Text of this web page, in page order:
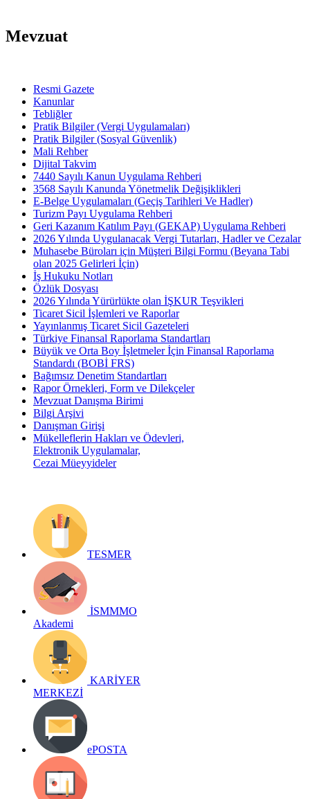
Mevzuat
Resmi Gazete
Kanunlar
Tebliğler
Pratik Bilgiler (Vergi Uygulamaları)
Pratik Bilgiler (Sosyal Güvenlik)
Mali Rehber
Dijital Takvim
7440 Sayılı Kanun Uygulama Rehberi
3568 Sayılı Kanunda Yönetmelik Değişiklikleri
E-Belge Uygulamaları (Geçiş Tarihleri Ve Hadler)
Turizm Payı Uygulama Rehberi
Geri Kazanım Katılım Payı (GEKAP) Uygulama Rehberi
2026 Yılında Uygulanacak Vergi Tutarları, Hadler ve Cezalar
Muhasebe Büroları için Müşteri Bilgi Formu (Beyana Tabi
olan 2025 Gelirleri İçin)
İş Hukuku Notları
Özlük Dosyası
2026 Yılında Yürürlükte olan İŞKUR Teşvikleri
Ticaret Sicil İşlemleri ve Raporlar
Yayınlanmış Ticaret Sicil Gazeteleri
Türkiye Finansal Raporlama Standartları
Büyük ve Orta Boy İşletmeler İçin Finansal Raporlama
Standardı (BOBİ FRS)
Bağımsız Denetim Standartları
Rapor Örnekleri, Form ve Dilekçeler
Mevzuat Danışma Birimi
Bilgi Arşivi
Danışman Girişi
Mükelleflerin Hakları ve Ödevleri,
Elektronik Uygulamalar,
Cezai Müeyyideler
TESMER
İSMMMO
Akademi
KARİYER
MERKEZİ
ePOSTA